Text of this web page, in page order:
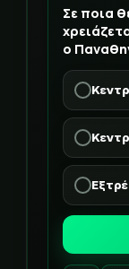
Σε ποια
ο